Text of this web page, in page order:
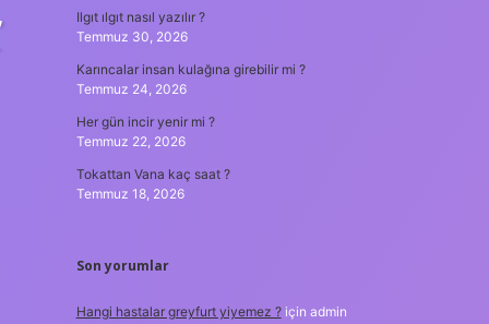
Ilgıt ılgıt nasıl yazılır ?
Temmuz 30, 2026
Karıncalar insan kulağına girebilir mi ?
Temmuz 24, 2026
Her gün incir yenir mi ?
Temmuz 22, 2026
Tokattan Vana kaç saat ?
Temmuz 18, 2026
Son yorumlar
Hangi hastalar greyfurt yiyemez ?için admin